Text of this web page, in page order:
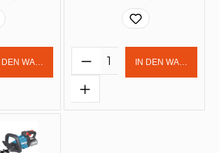
Gib den
DEN WARENKORB Produkt Anzahl:
IN DEN